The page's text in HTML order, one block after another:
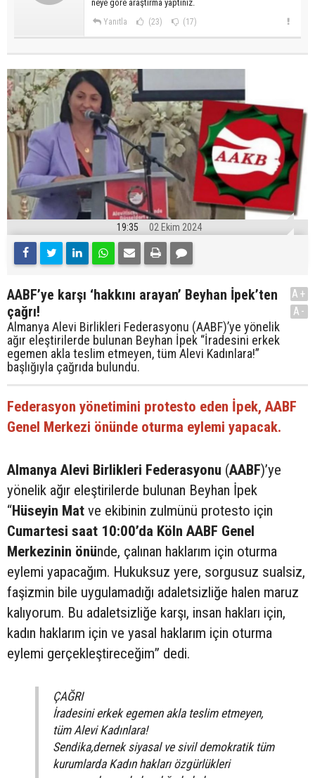
neye göre araştirma yaptiniz.
Yanıtla (23) (17)
19:35 02 Ekim 2024
AABF’ye karşı ‘hakkını arayan’ Beyhan İpek’ten
çağrı!
Almanya Alevi Birlikleri Federasyonu (AABF)’ye yönelik
ağır eleştirilerde bulunan Beyhan İpek “İradesini erkek
egemen akla teslim etmeyen, tüm Alevi Kadınlara!”
başlığıyla çağrıda bulundu.
A+
A-
Federasyon yönetimini protesto eden İpek, AABF
Genel Merkezi önünde oturma eylemi yapacak.
Almanya Alevi Birlikleri Federasyonu (AABF)’ye
yönelik ağır eleştirilerde bulunan Beyhan İpek
“Hüseyin Mat ve ekibinin zulmünü protesto için
Cumartesi saat 10:00’da Köln AABF Genel
Merkezinin önünde, çalınan haklarım için oturma
eylemi yapacağım. Hukuksuz yere, sorgusuz sualsiz,
faşizmin bile uygulamadığı adaletsizliğe halen maruz
kalıyorum. Bu adaletsizliğe karşı, insan hakları için,
kadın haklarım için ve yasal haklarım için oturma
eylemi gerçekleştireceğim” dedi.
ÇAĞRI
İradesini erkek egemen akla teslim etmeyen,
tüm Alevi Kadınlara!
Sendika,dernek siyasal ve sivil demokratik tüm
kurumlarda Kadın hakları özgürlükleri